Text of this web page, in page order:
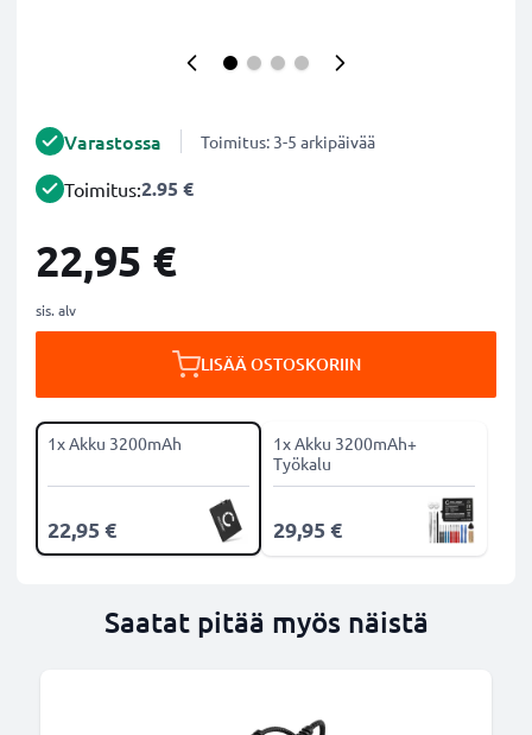
Varastossa Toimitus: 3-5 arkipäivää
Toimitus:2.95 €
22,95 €
sis. alv
LISÄÄ OSTOSKORIIN
1x Akku 3200mAh
22,95 €
1x Akku 3200mAh+
Työkalu
29,95 €
Saatat pitää myös näistä